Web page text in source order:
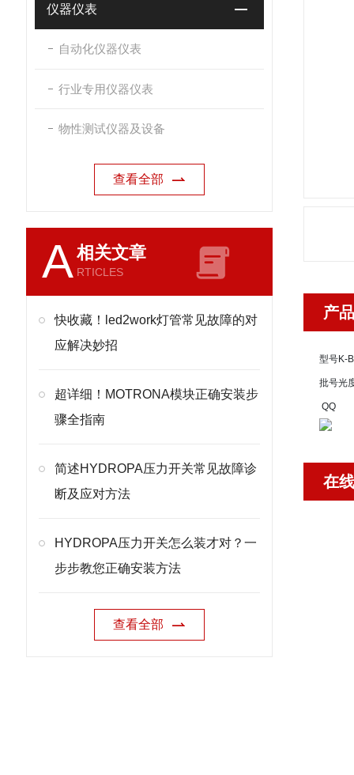
仪器仪表
自动化仪器仪表
行业专用仪器仪表
物性测试仪器及设备
查看全部
A相关文章
RTICLES
快收藏！led2work灯管常见故障的对
应解决妙招
超详细！MOTRONA模块正确安装步
骤全指南
简述HYDROPA压力开关常见故障诊
断及应对方法
HYDROPA压力开关怎么装才对？一
步步教您正确安装方法
查看全部
产
型号K-
批号光
QQ
在